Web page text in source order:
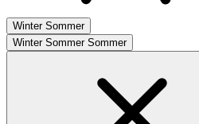
Winter Sommer
Winter Sommer Sommer